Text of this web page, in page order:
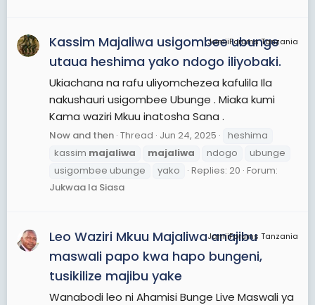
JamiiForums Tanzania
Kassim Majaliwa usigombee ubunge
utaua heshima yako ndogo iliyobaki.
Ukiachana na rafu uliyomchezea kafulila Ila
nakushauri usigombee Ubunge . Miaka kumi
Kama waziri Mkuu inatosha Sana .
Now and then Thread Jun 24, 2025
heshima
kassim majaliwa majaliwa ndogo
ubunge
usigombee ubunge
yako Replies: 20 Forum:
Jukwaa la Siasa
JamiiForums Tanzania
Leo Waziri Mkuu Majaliwa anajibu
maswali papo kwa hapo bungeni,
tusikilize majibu yake
Wanabodi leo ni Ahamisi Bunge Live Maswali ya